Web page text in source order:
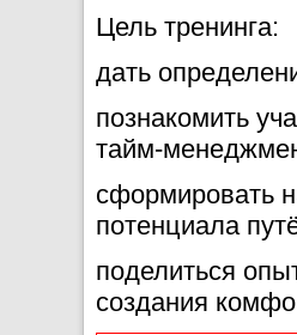
Цель тренинга:
дать
познакомить
тайм-
сформировать
потенциала
поделиться
создания